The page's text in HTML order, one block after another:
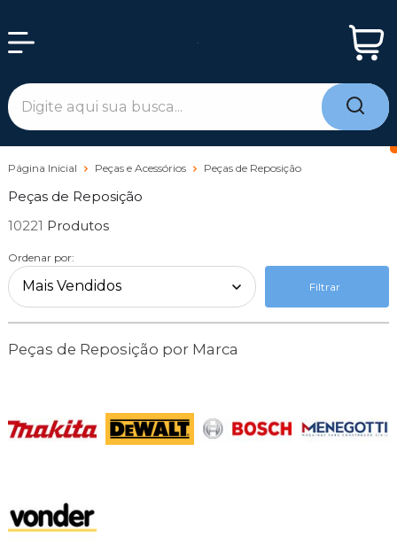
Página Inicial Peças e Acessórios Peças de Reposição
Peças de Reposição
10221
Ordenar por:
Filtrar
Peças de Reposição por Marca